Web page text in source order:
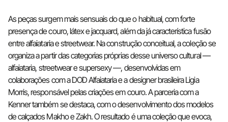
As peças surgem mais sensuais do que o habitual, com forte
presença de couro, látex e jacquard, além da já característica fusão
entre alfaiataria e streetwear. Na construção conceitual, a coleção se
organiza a partir das categorias próprias desse universo cultural —
alfaiataria, streetwear e supersexy —, desenvolvidas em
colaborações com a DOD Alfaiataria e a designer brasileira Ligia
Morris, responsável pelas criações em couro. A parceria com a
Kenner também se destaca, com o desenvolvimento dos modelos
de calçados Makho e Zakh. O resultado é uma coleção que evoca,